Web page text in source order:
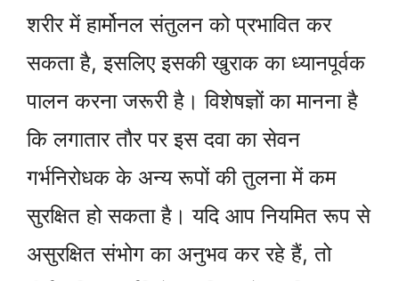
शरीर में हार्मोनल संतुलन को प्रभावित कर
सकता है, इसलिए इसकी खुराक का ध्यानपूर्वक
पालन करना जरूरी है। विशेषज्ञों का मानना है
कि लगातार तौर पर इस दवा का सेवन
गर्भनिरोधक के अन्य रूपों की तुलना में कम
सुरक्षित हो सकता है। यदि आप नियमित रूप से
असुरक्षित संभोग का अनुभव कर रहे हैं, तो